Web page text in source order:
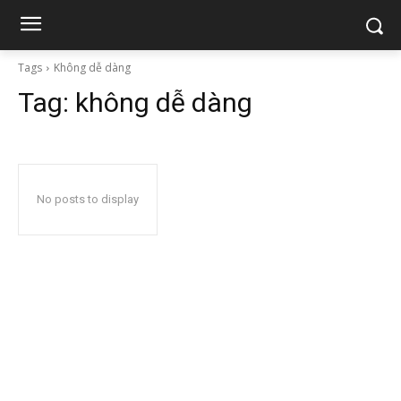
Tags Không dễ dàng
Tag: không dễ dàng
No posts to display